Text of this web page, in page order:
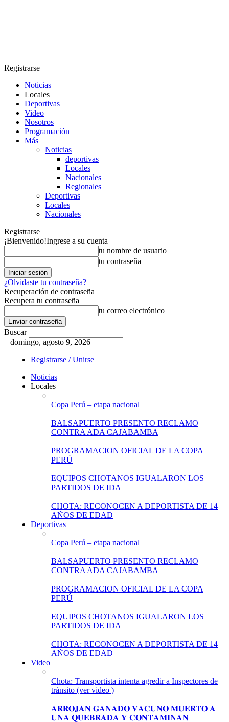
Registrarse
Noticias
Locales
Deportivas
Video
Nosotros
Programación
Más
Noticias
deportivas
Locales
Nacionales
Regionales
Deportivas
Locales
Nacionales
Registrarse
¡Bienvenido!Ingrese a su cuenta
tu nombre de usuario
tu contraseña
¿Olvidaste tu contraseña?
Recuperación de contraseña
Recupera tu contraseña
tu correo electrónico
Buscar
domingo, agosto 9, 2026
Registrarse / Unirse
Noticias
Locales
Copa Perú – etapa nacional
BALSAPUERTO PRESENTO RECLAMO
CONTRA ADA CAJABAMBA
PROGRAMACION OFICIAL DE LA COPA
PERÚ
EQUIPOS CHOTANOS IGUALARON LOS
PARTIDOS DE IDA
CHOTA: RECONOCEN A DEPORTISTA DE 14
AÑOS DE EDAD
Deportivas
Copa Perú – etapa nacional
BALSAPUERTO PRESENTO RECLAMO
CONTRA ADA CAJABAMBA
PROGRAMACION OFICIAL DE LA COPA
PERÚ
EQUIPOS CHOTANOS IGUALARON LOS
PARTIDOS DE IDA
CHOTA: RECONOCEN A DEPORTISTA DE 14
AÑOS DE EDAD
Video
Chota: Transportista intenta agredir a Inspectores de
tránsito (ver video )
𝐀𝐑𝐑𝐎𝐉𝐀𝐍 𝐆𝐀𝐍𝐀𝐃𝐎 𝐕𝐀𝐂𝐔𝐍𝐎 𝐌𝐔𝐄𝐑𝐓𝐎 𝐀
𝐔𝐍𝐀 𝐐𝐔𝐄𝐁𝐑𝐀𝐃𝐀 𝐘 𝐂𝐎𝐍𝐓𝐀𝐌𝐈𝐍𝐀𝐍